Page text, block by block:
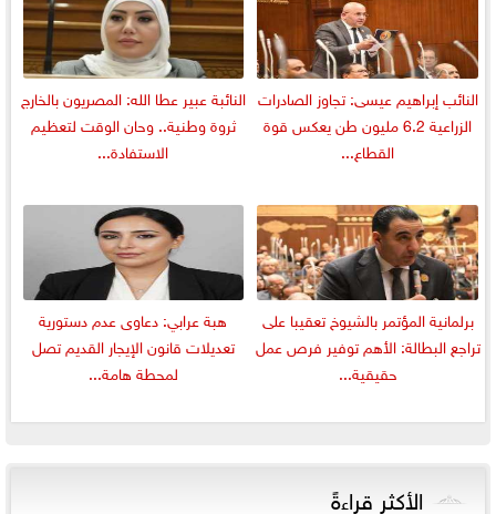
النائب إبراهيم عيسى: تجاوز الصادرات
الزراعية 6.2 مليون طن يعكس قوة
القطاع...
النائبة عبير عطا الله: المصريون بالخارج
ثروة وطنية.. وحان الوقت لتعظيم
الاستفادة...
برلمانية المؤتمر بالشيوخ تعقيبا على
تراجع البطالة: الأهم توفير فرص عمل
حقيقية...
هبة عرابي: دعاوى عدم دستورية
تعديلات قانون الإيجار القديم تصل
لمحطة هامة...
الأكثر قراءةً